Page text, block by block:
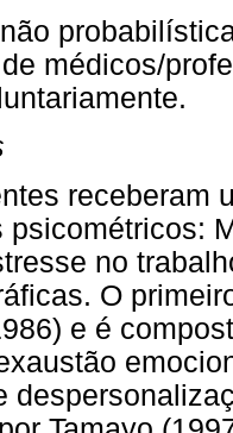
médicos/
receberam
psicométricos:
no
O
e é